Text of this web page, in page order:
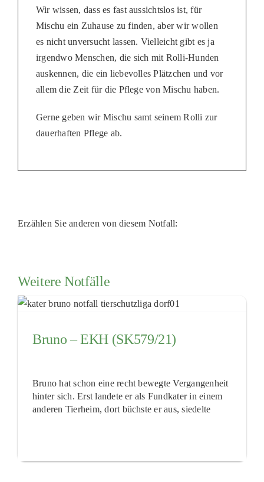
Wir wissen, dass es fast aussichtslos ist, für
Mischu ein Zuhause zu finden, aber wir wollen
es nicht unversucht lassen. Vielleicht gibt es ja
irgendwo Menschen, die sich mit Rolli-Hunden
auskennen, die ein liebevolles Plätzchen und vor
allem die Zeit für die Pflege von Mischu haben.
Gerne geben wir Mischu samt seinem Rolli zur
dauerhaften Pflege ab.
Erzählen Sie anderen von diesem Notfall:
Weitere Notfälle
Bruno – EKH (SK579/21)
Bruno hat schon eine recht bewegte Vergangenheit
hinter sich. Erst landete er als Fundkater in einem
anderen Tierheim, dort büchste er aus, siedelte